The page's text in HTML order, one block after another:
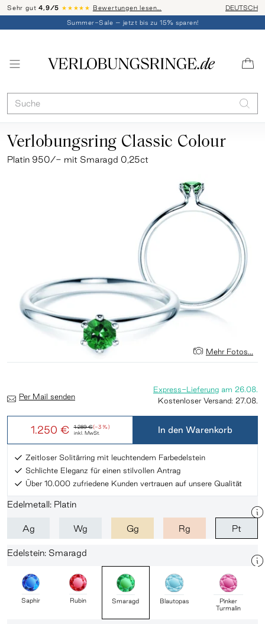
Sehr gut4,9/5 ★★★★★ Bewertungen lesen… Telefon-
DEUTSCH
Summer-Sale – jetzt bis zu 15% sparen!
Verlobungsring Classic Colour
Platin 950/- mit Smaragd 0,25ct
Mehr Fotos...
1.289 €(-3 %)
1.250 € inkl. MwSt.
Express-Lieferung am 26.08.
Kostenloser Versand: 27.08.
Per Mail senden
In den Warenkorb
Zeitloser Solitärring mit leuchtendem Farbedelstein
Schlichte Eleganz für einen stilvollen Antrag
Über 10.000 zufriedene Kunden vertrauen auf unsere Qualität
Edelmetall: Platin
Ag Wg Gg Rg Pt
Edelstein: Smaragd
Saphir Rubin Smaragd Blautopas
Pinker
Turmalin